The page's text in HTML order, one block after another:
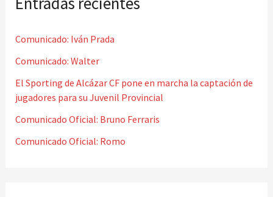
p
o
r
:
Comunicado: Iván Prada
Comunicado: Walter
El Sporting de Alcázar CF pone en marcha la captación de
jugadores para su Juvenil Provincial
Comunicado Oficial: Bruno Ferraris
Comunicado Oficial: Romo